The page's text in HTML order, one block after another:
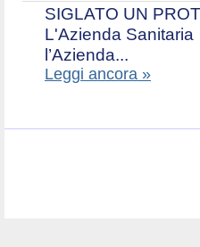
SIGLATO UN
L'Azienda
l’Azienda...
Leggi ancora »